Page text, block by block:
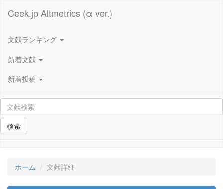
Ceek.jp Altmetrics (α ver.)
文献ランキング
新着文献
新着投稿
検索
ホーム 文献詳細